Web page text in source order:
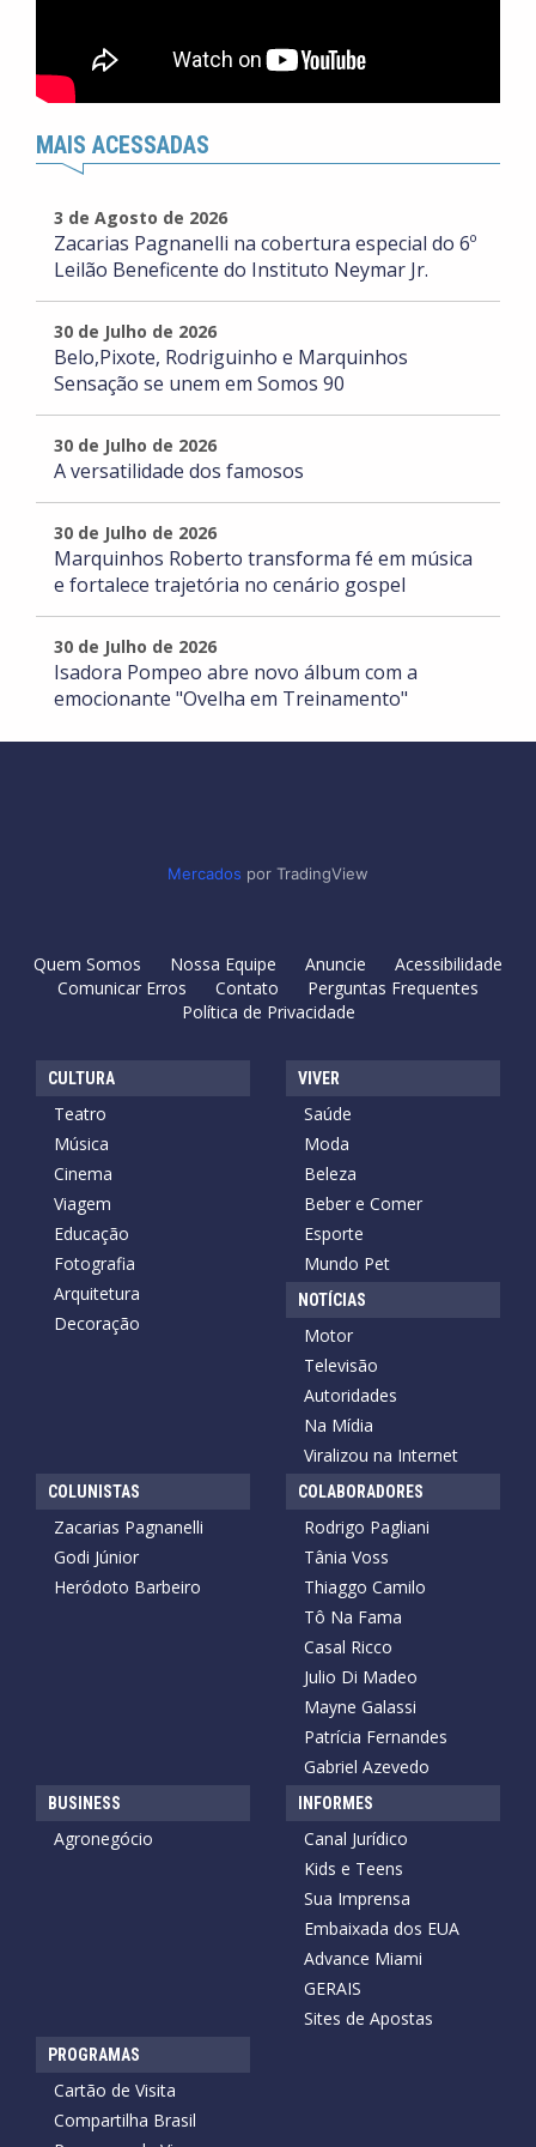
MAIS ACESSADAS
3 de Agosto de 2026
Zacarias Pagnanelli na cobertura especial do 6º
Leilão Beneficente do Instituto Neymar Jr.
30 de Julho de 2026
Belo,Pixote, Rodriguinho e Marquinhos
Sensação se unem em Somos 90
30 de Julho de 2026
A versatilidade dos famosos
30 de Julho de 2026
Marquinhos Roberto transforma fé em música
e fortalece trajetória no cenário gospel
30 de Julho de 2026
Isadora Pompeo abre novo álbum com a
emocionante "Ovelha em Treinamento"
Mercados por TradingView
Quem Somos Nossa Equipe Anuncie
Acessibilidade
Comunicar Erros
Contato
Perguntas Frequentes
Política de Privacidade
CULTURA
Teatro
Música
Cinema
Viagem
Educação
Fotografia
Arquitetura
Decoração
VIVER
Saúde
Moda
Beleza
Beber e Comer
Esporte
Mundo Pet
NOTÍCIAS
Motor
Televisão
Autoridades
Na Mídia
Viralizou na Internet
COLUNISTAS
Zacarias Pagnanelli
Godi Júnior
Heródoto Barbeiro
COLABORADORES
Rodrigo Pagliani
Tânia Voss
Thiaggo Camilo
Tô Na Fama
Casal Ricco
Julio Di Madeo
Mayne Galassi
Patrícia Fernandes
Gabriel Azevedo
BUSINESS
Agronegócio
INFORMES
Canal Jurídico
Kids e Teens
Sua Imprensa
Embaixada dos EUA
Advance Miami
GERAIS
Sites de Apostas
PROGRAMAS
Cartão de Visita
Compartilha Brasil